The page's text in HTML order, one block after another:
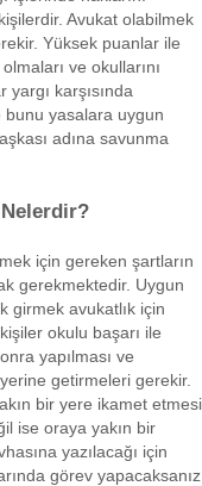
Avukat olabilmek
Yüksek puanlar ile
ve okullarını
karşısında
bunu yasalara uygun
adına savunma
için gereken şartların
gerekmektedir. Uygun
girmek avukatlık için
okulu başarı ile
yapılması ve
getirmeleri gerekir.
bir yere ikamet etmesi
ise oraya yakın bir
yazılacağı için
görev yapacaksanız